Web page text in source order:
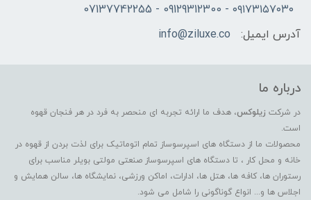
۰۹۱۷۳۱۵۷۰۳۰ - 09129312300 - 07137742255
آدرس ایمیل:
info@ziluxe.co
درباره ما
در شرکت زیلوکس، هدف ما ارائه تجربه ای منحصر به فرد در هر فنجان قهوه
است.
محصولات ما از دستگاه های اسپرسوساز تمام اتوماتیک برای لذت بردن از قهوه در
خانه و محل کار ، تا دستگاه های اسپرسوساز صنعتی مولتی بویلر مناسب برای
رستوران ها، کافه ها، هتل ها، ادارات، اماکن ورزشی، نمایشگاه ها، سالن همایش و
اجلاس ها و... انواع گوناگونی را شامل می شود.